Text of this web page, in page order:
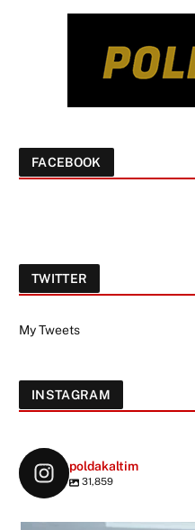
FACEBOOK
TWITTER
My Tweets
INSTAGRAM
poldakaltim
31,859